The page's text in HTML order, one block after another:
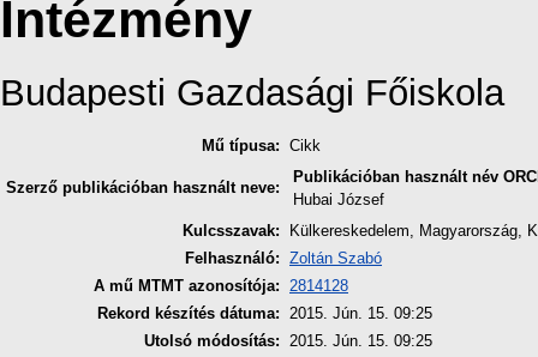
Intézmény
Budapesti Gazdasági Főiskola
Mű típusa: Cikk
Szerző publikációban használt neve:
Publikációban használt név
Hubai József
Kulcsszavak:
Külkereskedelem, Magyarország,
Felhasználó: Zoltán Szabó
A mű MTMT azonosítója: 2814128
Rekord készítés dátuma: 2015. Jún. 15. 09:25
Utolsó módosítás: 2015. Jún. 15. 09:25